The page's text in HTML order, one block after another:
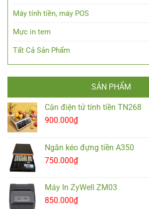
Máy tính tiền, máy POS
Mực in tem
Tất Cả Sản Phẩm
SẢN PHẨM
Cân điện tử tính tiền TN268
900.000₫
Ngăn kéo đựng tiền A350
750.000₫
Máy In ZyWell ZM03
850.000₫